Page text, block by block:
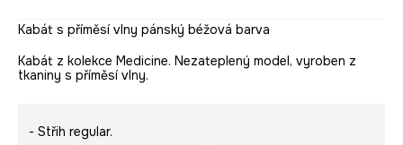
Kabát s příměsí vlny pánský béžová barva
Kabát z kolekce Medicine. Nezateplený model, vyroben z
tkaniny s příměsí vlny.
- Střih regular.